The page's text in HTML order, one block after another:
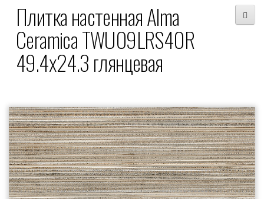
Плитка настенная Alma
Ceramica TWU09LRS40R
49.4x24.3 глянцевая